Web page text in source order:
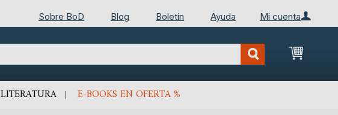
Mi cuenta
Sobre BoD Blog Boletín Ayuda
Mi
LITERATURA E-BOOKS EN OFERTA %